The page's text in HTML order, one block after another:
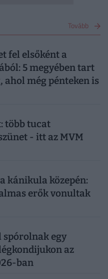
Tovább
fel elsőként a
5 megyében tart
ahol még pénteken is
több tucat
- itt az MVM
kánikula közepén:
erők vonultak
spórolnak egy
az
ban